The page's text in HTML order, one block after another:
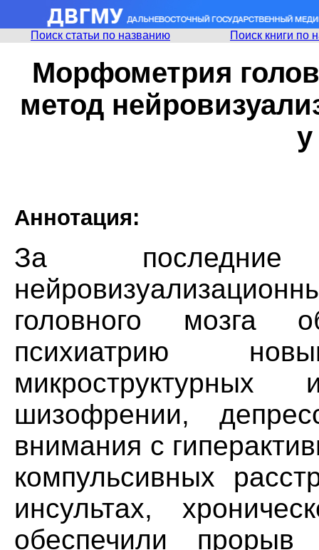
Поиск статьи по названию Поиск книги по
Морфометрия
метод
у
Аннотация:
За последние
головного мозга
психиатрию
шизофрении,
внимания с
компульсивных
инсультах,
обеспечили прорыв